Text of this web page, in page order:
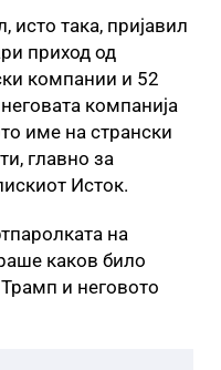
исто така, пријавил
приход од
компании и 52
компанија
име на странски
главно за
Исток.
на
каков било
и неговото